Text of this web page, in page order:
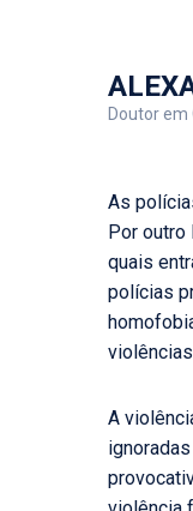
Doutor em
As
Por outro
quais
polícias
A